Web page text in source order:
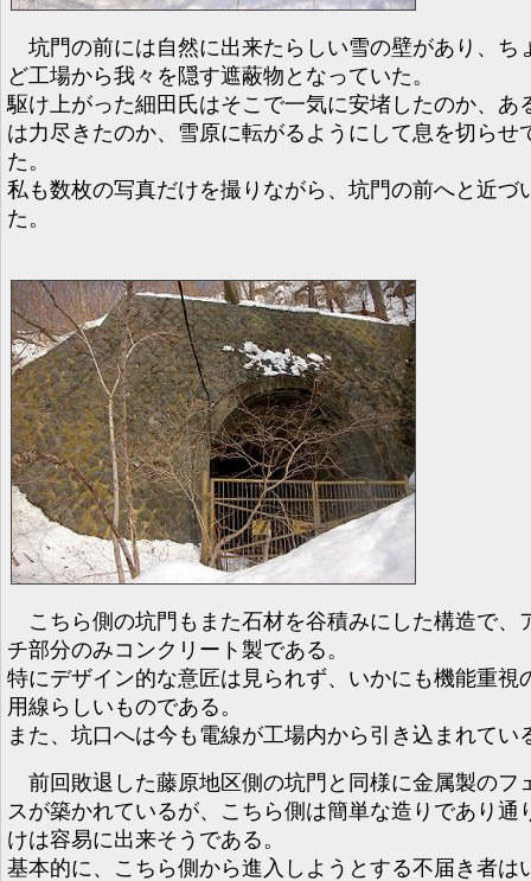
坑門の前には自然に出来たらしい雪の壁があり、ち
ど工場から我々を隠す遮蔽物となっていた。
駆け上がった細田氏はそこで一気に安堵したのか、あ
は力尽きたのか、雪原に転がるようにして息を切らせ
た。
私も数枚の写真だけを撮りながら、坑門の前へと近づ
た。
こちら側の坑門もまた石材を谷積みにした構造で、
チ部分のみコンクリート製である。
特にデザイン的な意匠は見られず、いかにも機能重視
用線らしいものである。
また、坑口へは今も電線が工場内から引き込まれてい
前回敗退した藤原地区側の坑門と同様に金属製のフ
スが築かれているが、こちら側は簡単な造りであり通
けは容易に出来そうである。
基本的に、こちら側から進入しようとする不届き者は